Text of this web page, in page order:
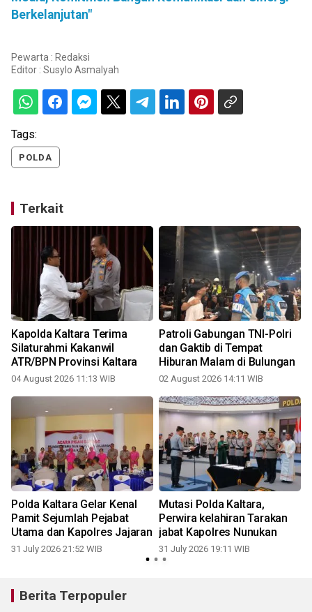
Berkelanjutan"
Pewarta : Redaksi
Editor : Susylo Asmalyah
Tags:
POLDA
Terkait
Kapolda Kaltara Terima
Silaturahmi Kakanwil
ATR/BPN Provinsi Kaltara
04 August 2026 11:13 WIB
Patroli Gabungan TNI-Polri
dan Gaktib di Tempat
Hiburan Malam di Bulungan
02 August 2026 14:11 WIB
Polda Kaltara Gelar Kenal
Pamit Sejumlah Pejabat
Utama dan Kapolres Jajaran
31 July 2026 21:52 WIB
Mutasi Polda Kaltara,
Perwira kelahiran Tarakan
jabat Kapolres Nunukan
31 July 2026 19:11 WIB
Berita Terpopuler